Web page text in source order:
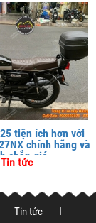
tiện ích hơn với
chính hãng và
chắn gió
Tin tức
Tin tức